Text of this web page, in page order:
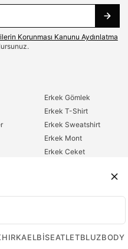
Korunması Kanunu Aydınlatma
Erkek Gömlek
Erkek T-Shirt
Erkek Sweatshirt
Erkek Mont
Erkek Ceket
HIRKAELBISEATLETBLUZBODY